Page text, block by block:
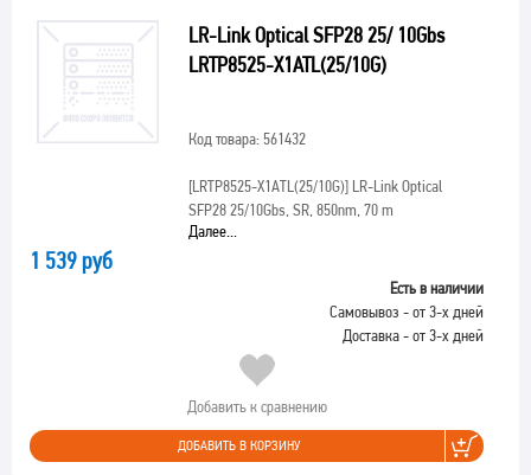
LR-Link Optical SFP28 25/ 10Gbs
LRTP8525-X1ATL(25/10G)
Код товара: 561432
[LRTP8525-X1ATL(25/10G)]LR-Link Optical
SFP28 25/10Gbs, SR, 850nm, 70 m
Далее...
1 539 руб
Есть в наличии
Самовывоз - от 3-х дней
Доставка - от 3-х дней
Добавить к сравнению
ДОБАВИТЬ В КОРЗИНУ